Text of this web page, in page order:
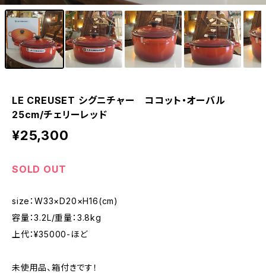
LE CREUSET シグニチャー ココット・オーバル
25cm/チェリーレッド
¥25,300
SOLD OUT
size：W33×D20×H16(cm)
容量：3.2L/重量：3.8kg
上代：¥35000-ほど
未使用品、箱付きです！